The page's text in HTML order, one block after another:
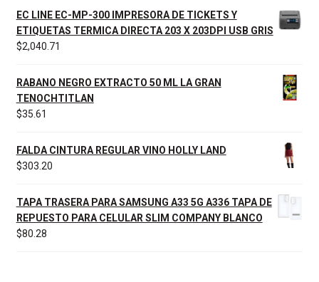
EC LINE EC-MP-300 IMPRESORA DE TICKETS Y
ETIQUETAS TERMICA DIRECTA 203 X 203DPI USB GRIS
$2,040.71
RABANO NEGRO EXTRACTO 50 ML LA GRAN
TENOCHTITLAN
$35.61
FALDA CINTURA REGULAR VINO HOLLY LAND
$303.20
TAPA TRASERA PARA SAMSUNG A33 5G A336 TAPA DE
REPUESTO PARA CELULAR SLIM COMPANY BLANCO
$80.28